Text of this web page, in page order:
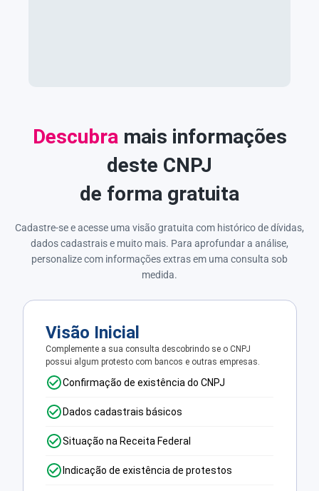
Descubra mais informações
deste CNPJ
de forma gratuita
Cadastre-se e acesse uma visão gratuita com histórico de dívidas,
dados cadastrais e muito mais. Para aprofundar a análise,
personalize com informações extras em uma consulta sob
medida.
Visão Inicial
Complemente a sua consulta descobrindo se o CNPJ
possui algum protesto com bancos e outras empresas.
Confirmação de existência do CNPJ
Dados cadastrais básicos
Situação na Receita Federal
Indicação de existência de protestos